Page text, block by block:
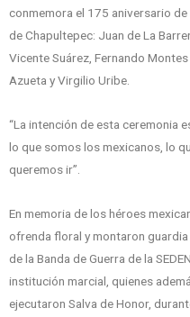
conmemora el 175 aniversario
de Chapultepec: Juan de La
Vicente Suárez, Fernando
Azueta y Virgilio Uribe.
“La intención de esta ceremonia
lo que somos los mexicanos, lo
queremos ir”.
En memoria de los héroes
ofrenda floral y montaron
de la Banda de Guerra de la
institución marcial, quienes
ejecutaron Salva de Honor,